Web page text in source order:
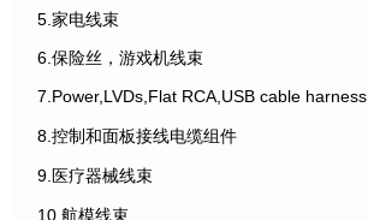
5.家电线束
6.保险丝，游戏机线束
7.Power,LVDs,Flat RCA,USB cable harness
8.控制和面板接线电缆组件
9.医疗器械线束
10.航模线束